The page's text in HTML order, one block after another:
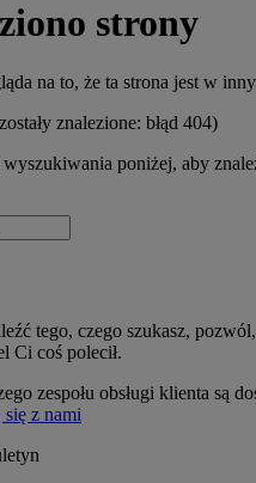
strony
na to, że ta strona jest w
znalezione: błąd 404)
poniżej, aby
tego, czego szukasz,
Ci coś polecił.
zespołu obsługi klienta są
z nami